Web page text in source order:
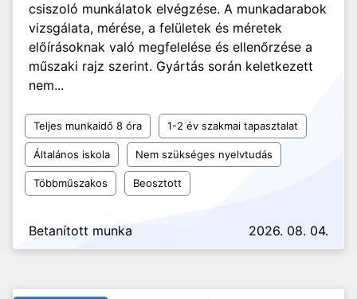
csiszoló munkálatok elvégzése. A munkadarabok
vizsgálata, mérése, a felületek és méretek
előírásoknak való megfelelése és ellenőrzése a
műszaki rajz szerint. Gyártás során keletkezett
nem...
Teljes munkaidő 8 óra 1-2 év szakmai tapasztalat
Általános iskola Nem szükséges nyelvtudás
Többműszakos Beosztott
Betanított munka 2026. 08. 04.